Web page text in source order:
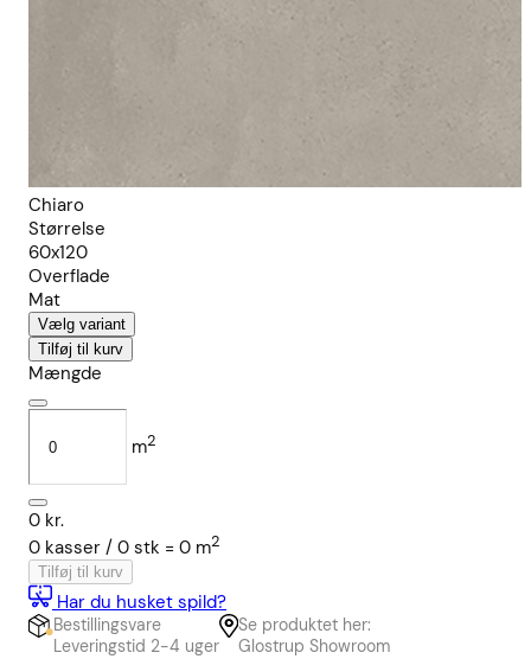
Chiaro
Størrelse
60x120
Overflade
Mat
Vælg variant
Tilføj til kurv
Mængde
m2
0 kr.
0 kasser / 0 stk = 0 m2
Tilføj til kurv
Har du husket spild?
Bestillingsvare
Leveringstid 2-4 uger
Se produktet her:
Glostrup Showroom